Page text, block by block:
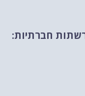
חברתיות: